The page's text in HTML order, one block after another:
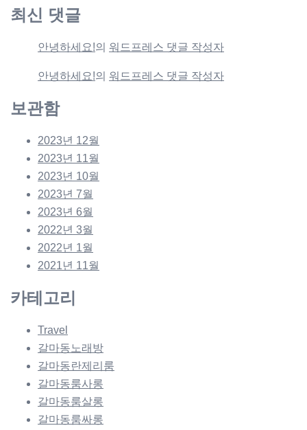
최신 댓글
안녕하세요!의 워드프레스 댓글 작성자
안녕하세요!의 워드프레스 댓글 작성자
보관함
2023년 12월
2023년 11월
2023년 10월
2023년 7월
2023년 6월
2022년 3월
2022년 1월
2021년 11월
카테고리
Travel
갈마동노래방
갈마동란제리룸
갈마동룸사롱
갈마동룸살롱
갈마동룸싸롱